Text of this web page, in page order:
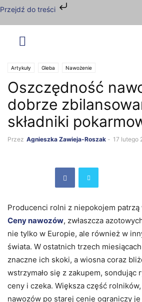
Przejdź do treści
Artykuły Gleba Nawożenie
Oszczędność
dobrze
składniki
Przez Agnieszka Zawieja-Roszak - 17 lutego
Producenci rolni z niepokojem patrzą
Ceny nawozów, zwłaszcza
nie tylko w Europie, ale również w
świata. W ostatnich trzech
znaczne ich skoki, a wiosna coraz
wstrzymało się z zakupem, sondując
ceny i czeka. Większa część
nawozów po starej cenie ograniczy